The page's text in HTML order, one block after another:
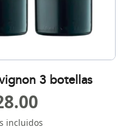
3 botellas
incluidos